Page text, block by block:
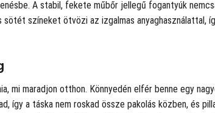
A stabil, fekete műbőr jellegű fogantyúk
színeket ötvözi az izgalmas anyaghasználattal,
maradjon otthon. Könnyedén elfér benne egy
a táska nem roskad össze pakolás közben, és